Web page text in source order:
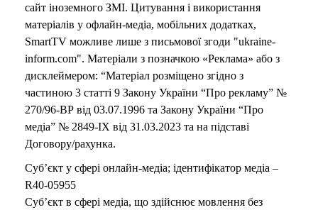
сайт іноземного ЗМІ. Цитування і використання
матеріалів у офлайн-медіа, мобільних додатках,
SmartTV можливе лише з письмової згоди "ukraine-
inform.com". Матеріали з позначкою «Реклама» або з
дисклеймером: “Матеріал розміщено згідно з
частиною 3 статті 9 Закону України “Про рекламу” №
270/96-ВР від 03.07.1996 та Закону України “Про
медіа” № 2849-IX від 31.03.2023 та на підставі
Договору/рахунка.
Суб’єкт у сфері онлайн-медіа; ідентифікатор медіа –
R40-05955
Суб’єкт в сфері медіа, що здійснює мовлення без